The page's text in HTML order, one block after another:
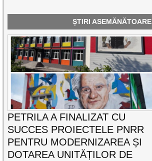
ȘTIRI ASEMĂNĂTOARE
PETRILA A FINALIZAT CU
SUCCES PROIECTELE PNRR
PENTRU MODERNIZAREA ȘI
DOTAREA UNITĂȚILOR DE